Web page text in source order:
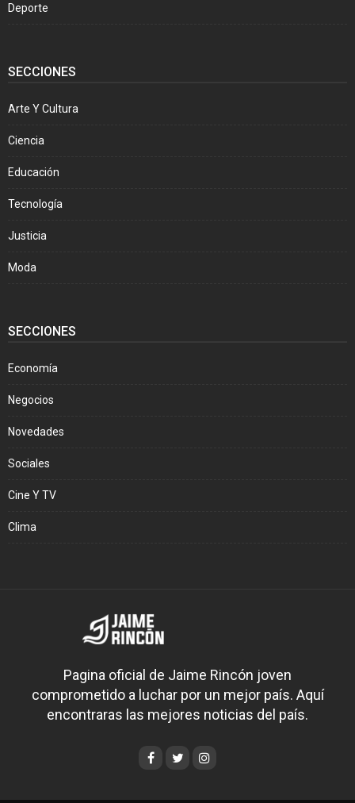
Deporte
SECCIONES
Arte Y Cultura
Ciencia
Educación
Tecnología
Justicia
Moda
SECCIONES
Economía
Negocios
Novedades
Sociales
Cine Y TV
Clima
Pagina oficial de Jaime Rincón joven
comprometido a luchar por un mejor país. Aquí
encontraras las mejores noticias del país.